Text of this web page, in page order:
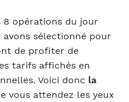
8 opérations du jour
sélectionné pour
de profiter de
tarifs affichés en
Voici donc la
vous attendez les yeux